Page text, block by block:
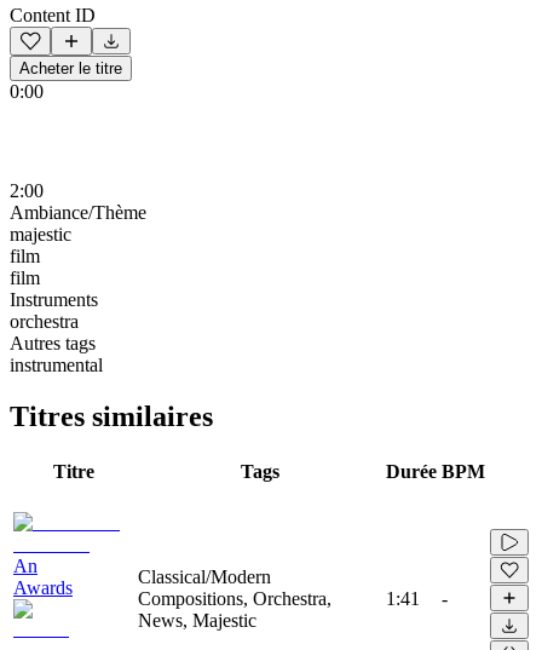
Content ID
Acheter le titre
0:00
2:00
Ambiance/Thème
majestic
film
film
Instruments
orchestra
Autres tags
instrumental
Titres similaires
Titre Tags Durée BPM
An
Awards
Classical/Modern
Compositions, Orchestra,
News, Majestic
1:41 -